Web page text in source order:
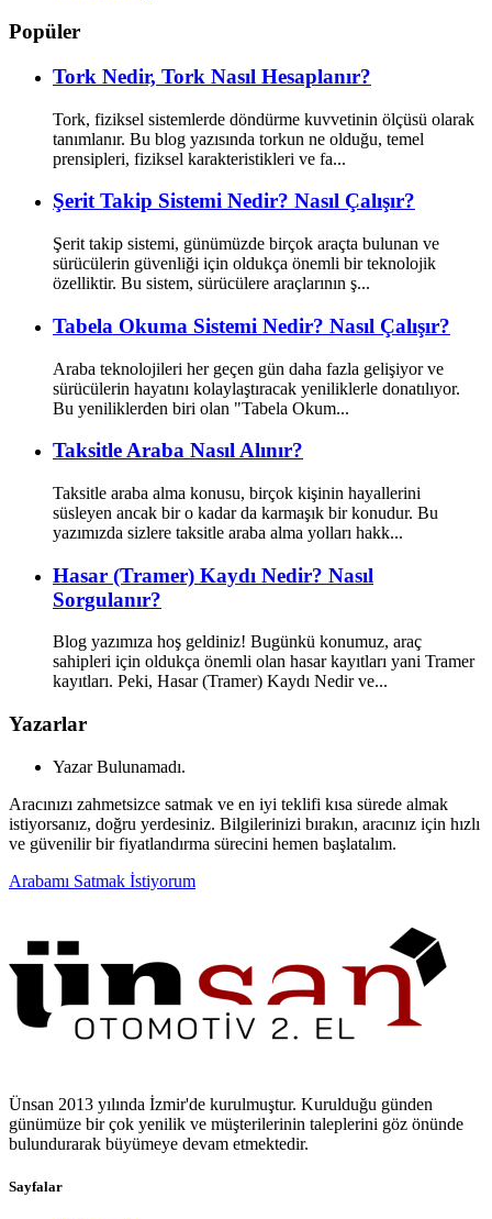
Popüler
Tork Nedir, Tork Nasıl Hesaplanır?
Tork, fiziksel sistemlerde döndürme kuvvetinin ölçüsü olarak
tanımlanır. Bu blog yazısında torkun ne olduğu, temel
prensipleri, fiziksel karakteristikleri ve fa...
Şerit Takip Sistemi Nedir? Nasıl Çalışır?
Şerit takip sistemi, günümüzde birçok araçta bulunan ve
sürücülerin güvenliği için oldukça önemli bir teknolojik
özelliktir. Bu sistem, sürücülere araçlarının ş...
Tabela Okuma Sistemi Nedir? Nasıl Çalışır?
Araba teknolojileri her geçen gün daha fazla gelişiyor ve
sürücülerin hayatını kolaylaştıracak yeniliklerle donatılıyor.
Bu yeniliklerden biri olan "Tabela Okum...
Taksitle Araba Nasıl Alınır?
Taksitle araba alma konusu, birçok kişinin hayallerini
süsleyen ancak bir o kadar da karmaşık bir konudur. Bu
yazımızda sizlere taksitle araba alma yolları hakk...
Hasar (Tramer) Kaydı Nedir? Nasıl
Sorgulanır?
Blog yazımıza hoş geldiniz! Bugünkü konumuz, araç
sahipleri için oldukça önemli olan hasar kayıtları yani Tramer
kayıtları. Peki, Hasar (Tramer) Kaydı Nedir ve...
Yazarlar
Yazar Bulunamadı.
Aracınızı zahmetsizce satmak ve en iyi teklifi kısa sürede almak
istiyorsanız, doğru yerdesiniz. Bilgilerinizi bırakın, aracınız için hızlı
ve güvenilir bir fiyatlandırma sürecini hemen başlatalım.
Arabamı Satmak İstiyorum
Ünsan 2013 yılında İzmir'de kurulmuştur. Kurulduğu günden
günümüze bir çok yenilik ve müşterilerinin taleplerini göz önünde
bulundurarak büyümeye devam etmektedir.
Sayfalar